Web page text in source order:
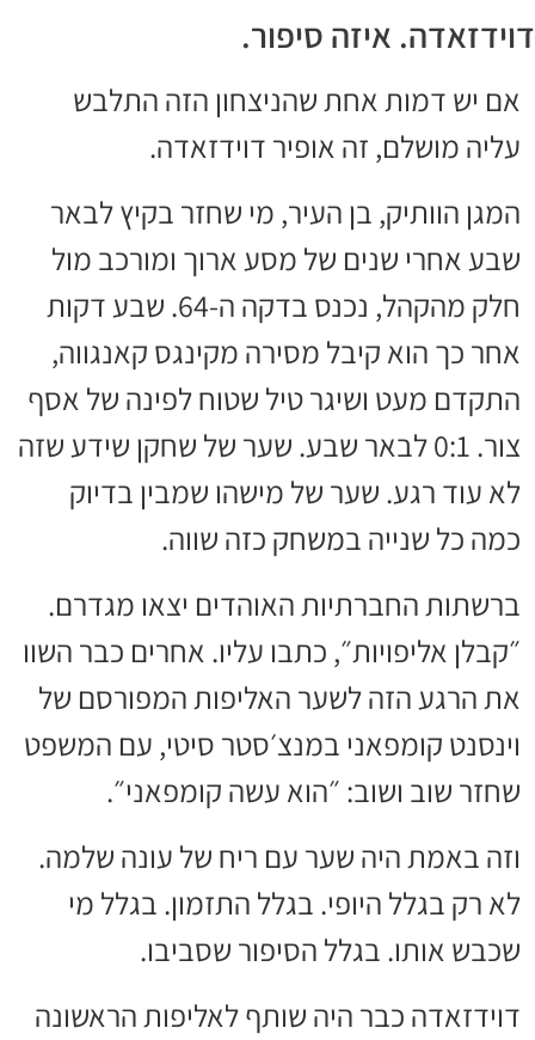
דוידזאדה. איזה סיפור.
אם יש דמות אחת שהניצחון הזה התלבש
עליה מושלם, זה אופיר דוידזאדה.
המגן הוותיק, בן העיר, מי שחזר בקיץ לבאר
שבע אחרי שנים של מסע ארוך ומורכב מול
חלק מהקהל, נכנס בדקה ה-64. שבע דקות
אחר כך הוא קיבל מסירה מקינגס קאנגווה,
התקדם מעט ושיגר טיל שטוח לפינה של אסף
צור. 0:1 לבאר שבע. שער של שחקן שידע שזה
לא עוד רגע. שער של מישהו שמבין בדיוק
כמה כל שנייה במשחק כזה שווה.
ברשתות החברתיות האוהדים יצאו מגדרם.
״קבלן אליפויות״, כתבו עליו. אחרים כבר השוו
את הרגע הזה לשער האליפות המפורסם של
וינסנט קומפאני במנצ׳סטר סיטי, עם המשפט
שחזר שוב ושוב: ״הוא עשה קומפאני״.
וזה באמת היה שער עם ריח של עונה שלמה.
לא רק בגלל היופי. בגלל התזמון. בגלל מי
שכבש אותו. בגלל הסיפור שסביבו.
דוידזאדה כבר היה שותף לאליפות הראשונה